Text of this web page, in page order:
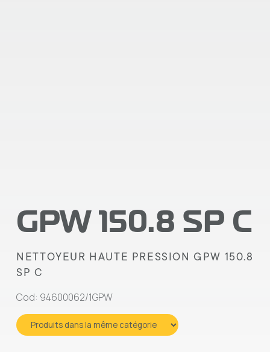
GPW 150.8 SP C
NETTOYEUR HAUTE PRESSION GPW 150.8
SP C
Cod: 94600062/1GPW